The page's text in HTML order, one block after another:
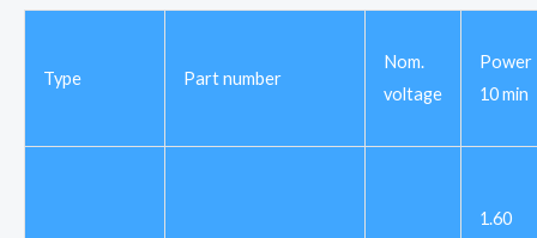
Type Part number
Nom.
voltage
Power
10 min
1.60